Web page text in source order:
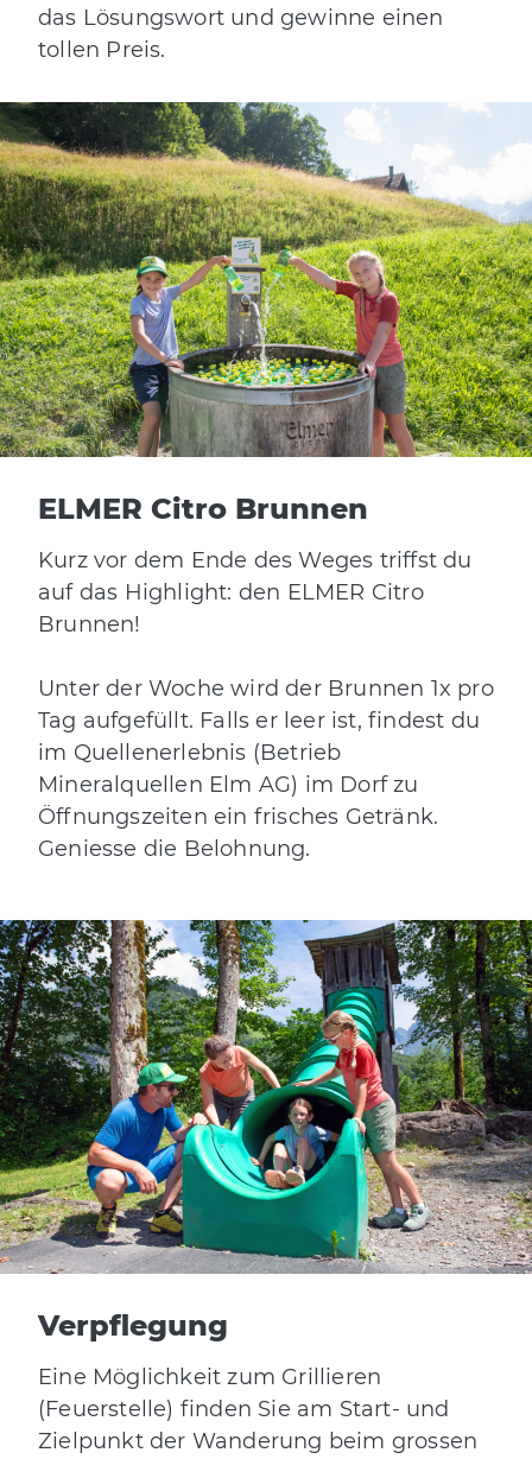
das Lösungswort und gewinne einen
tollen Preis.
ELMER Citro Brunnen
Kurz vor dem Ende des Weges triffst du
auf das Highlight: den ELMER Citro
Brunnen!
Unter der Woche wird der Brunnen 1x pro
Tag aufgefüllt. Falls er leer ist, findest du
im Quellenerlebnis (Betrieb
Mineralquellen Elm AG) im Dorf zu
Öffnungszeiten ein frisches Getränk.
Geniesse die Belohnung.
Verpflegung
Eine Möglichkeit zum Grillieren
(Feuerstelle) finden Sie am Start- und
Zielpunkt der Wanderung beim grossen